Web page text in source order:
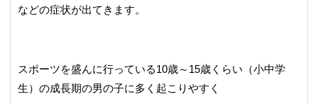
などの症状が出てきます。
スポーツを盛んに行っている10歳～15歳くらい（小中学
生）の成長期の男の子に多く起こりやすく